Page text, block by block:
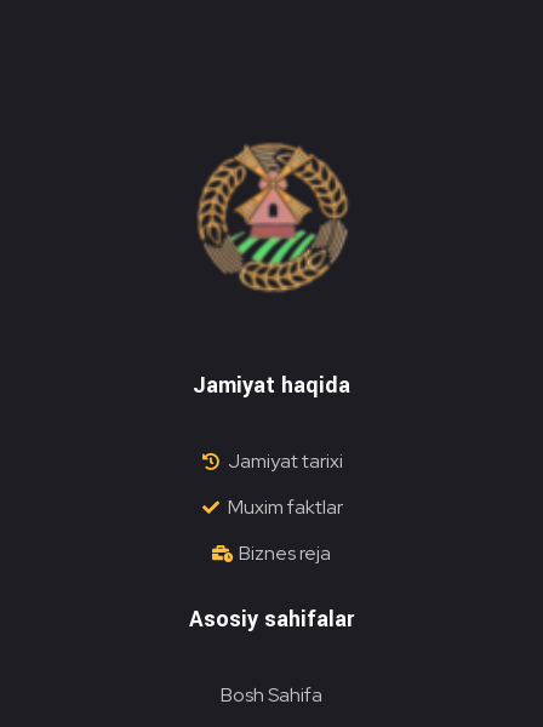
Jamiyat haqida
Jamiyat tarixi
Muxim faktlar
Biznes reja
Asosiy sahifalar
Bosh Sahifa